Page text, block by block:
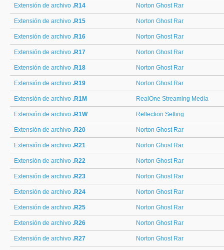
Extensión de archivo .R14 Norton Ghost Rar
Extensión de archivo .R15 Norton Ghost Rar
Extensión de archivo .R16 Norton Ghost Rar
Extensión de archivo .R17 Norton Ghost Rar
Extensión de archivo .R18 Norton Ghost Rar
Extensión de archivo .R19 Norton Ghost Rar
Extensión de archivo .R1M RealOne Streaming Media
Extensión de archivo .R1W Reflection Setting
Extensión de archivo .R20 Norton Ghost Rar
Extensión de archivo .R21 Norton Ghost Rar
Extensión de archivo .R22 Norton Ghost Rar
Extensión de archivo .R23 Norton Ghost Rar
Extensión de archivo .R24 Norton Ghost Rar
Extensión de archivo .R25 Norton Ghost Rar
Extensión de archivo .R26 Norton Ghost Rar
Extensión de archivo .R27 Norton Ghost Rar